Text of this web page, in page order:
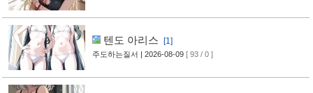
텐도 아리스 [1]
주도하는질서 | 2026-08-09 [ 93 / 0 ]